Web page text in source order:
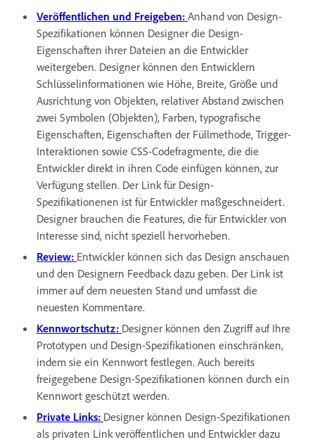
Veröffentlichen und Freigeben: Anhand von Design-
Spezifikationen können Designer die Design-
Eigenschaften ihrer Dateien an die Entwickler
weitergeben. Designer können den Entwicklern
Schlüsselinformationen wie Höhe, Breite, Größe und
Ausrichtung von Objekten, relativer Abstand zwischen
zwei Symbolen (Objekten), Farben, typografische
Eigenschaften, Eigenschaften der Füllmethode, Trigger-
Interaktionen sowie CSS-Codefragmente, die die
Entwickler direkt in ihren Code einfügen können, zur
Verfügung stellen. Der Link für Design-
Spezifikationenen ist für Entwickler maßgeschneidert.
Designer brauchen die Features, die für Entwickler von
Interesse sind, nicht speziell hervorheben.
Review: Entwickler können sich das Design anschauen
und den Designern Feedback dazu geben. Der Link ist
immer auf dem neuesten Stand und umfasst die
neuesten Kommentare.
Kennwortschutz: Designer können den Zugriff auf Ihre
Prototypen und Design-Spezifikationen einschränken,
indem sie ein Kennwort festlegen. Auch bereits
freigegebene Design-Spezifikationen können durch ein
Kennwort geschützt werden.
Private Links: Designer können Design-Spezifikationen
als privaten Link veröffentlichen und Entwickler dazu